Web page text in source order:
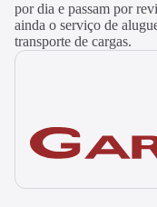
por dia e passam por
ainda o serviço de
transporte de cargas.